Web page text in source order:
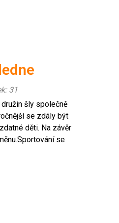
31
šly společně
se zdály být
děti. Na závěr
se